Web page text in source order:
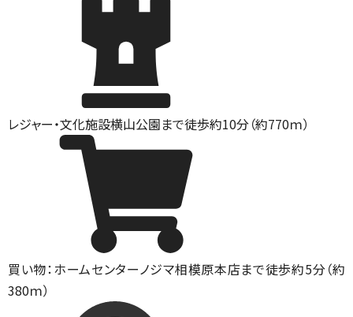
レジャー・文化施設横山公園まで徒歩約10分（約770ｍ）
買い物：ホームセンターノジマ相模原本店まで徒歩約5分（約
380ｍ）